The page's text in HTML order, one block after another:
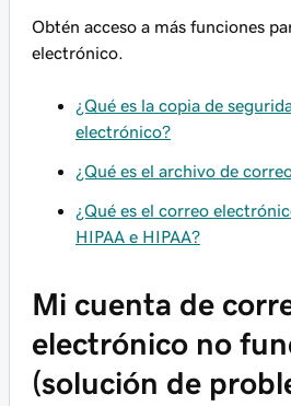
Obtén acceso a más funciones
electrónico.
¿Qué es la copia de
electrónico?
¿Qué es el archivo de
¿Qué es el correo
HIPAA e HIPAA?
Mi cuenta de
electrónico no
(solución de